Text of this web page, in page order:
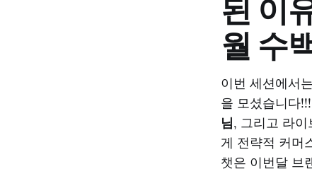
된 이
월 수
이번 세션에서
을 모셨습니다
님, 그리고 라
게 전략적 커머
챗은 이번달 브